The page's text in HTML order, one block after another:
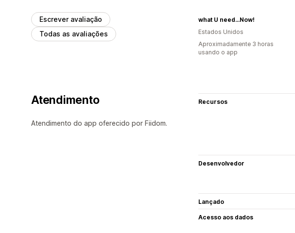
Escrever avaliação
Todas as avaliações
what U need...Now!
Estados Unidos
Aproximadamente 3 horas
usando o app
Atendimento
Atendimento do app oferecido por Fiidom.
Recursos
Desenvolvedor
Lançado
Acesso aos dados